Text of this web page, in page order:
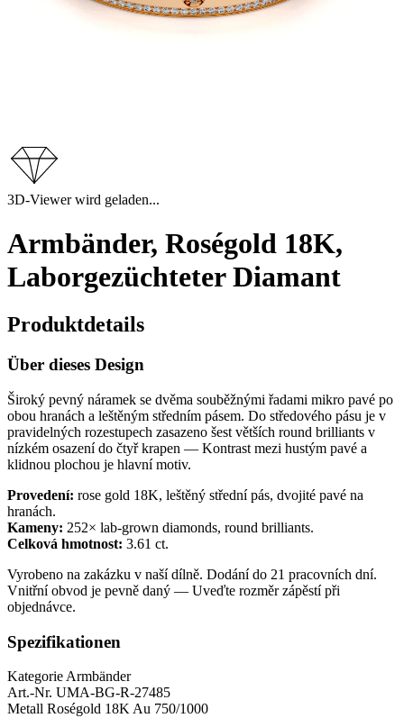
3D-Viewer wird geladen...
Armbänder, Roségold 18K,
Laborgezüchteter Diamant
Produktdetails
Über dieses Design
Široký pevný náramek se dvěma souběžnými řadami mikro pavé po
obou hranách a leštěným středním pásem. Do středového pásu je v
pravidelných rozestupech zasazeno šest větších round brilliants v
nízkém osazení do čtyř krapen — Kontrast mezi hustým pavé a
klidnou plochou je hlavní motiv.
Provedení: rose gold 18K, leštěný střední pás, dvojité pavé na
hranách.
Kameny: 252× lab-grown diamonds, round brilliants.
Celková hmotnost: 3.61 ct.
Vyrobeno na zakázku v naší dílně. Dodání do 21 pracovních dní.
Vnitřní obvod je pevně daný — Uveďte rozměr zápěstí při
objednávce.
Spezifikationen
KategorieArmbänder
Art.-Nr. UMA-BG-R-27485
Metall Roségold 18KAu 750/1000